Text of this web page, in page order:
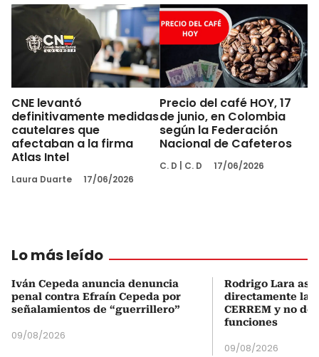
CNE levantó
definitivamente medidas
cautelares que
afectaban a la firma
Atlas Intel
Laura Duarte 17/06/2026
Precio del café HOY, 17
de junio, en Colombia
según la Federación
Nacional de Cafeteros
C. D C. D 17/06/2026
Lo más leído
Iván Cepeda anuncia denuncia
penal contra Efraín Cepeda por
señalamientos de “guerrillero”
09/08/2026
Rodrigo Lara
directamente la
CERREM y no
funciones
09/08/2026